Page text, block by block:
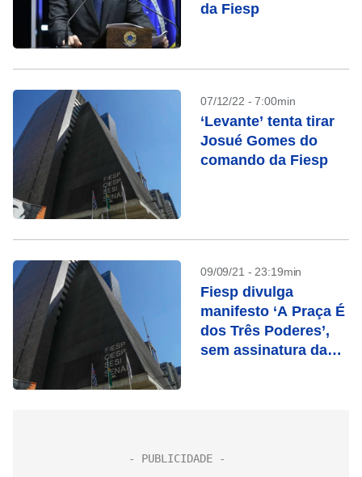
da Fiesp
07/12/22 - 7:00min
‘Levante’ tenta tirar
Josué Gomes do
comando da Fiesp
09/09/21 - 23:19min
Fiesp divulga
manifesto ‘A Praça É
dos Três Poderes’,
sem assinatura da